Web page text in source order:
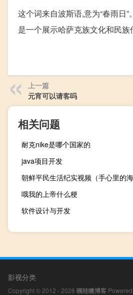
这个词来自波斯语,意为“春雨日
是一个展示哈萨克族文化和民
上一篇
元宵可以请客吗
相关问题
耐克nike是哪个国家的
java项目开发
朝鲜平民生活纪实视频（手心里的
哦我的上帝什么梗
软件设计与开发
影视分类
Copyright © 2012 - 2026 咦哇噢博客